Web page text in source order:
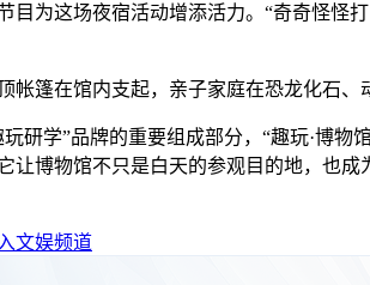
为这场夜宿活动增添活力。“奇奇怪怪打
篷在馆内支起，亲子家庭在恐龙化石、
学”品牌的重要组成部分，“趣玩·博物
让博物馆不只是白天的参观目的地，也
文娱频道